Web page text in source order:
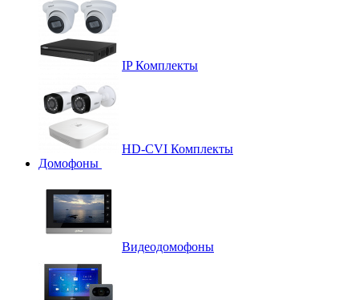
IP Комплекты
HD-CVI Комплекты
Домофоны
Видеодомофоны